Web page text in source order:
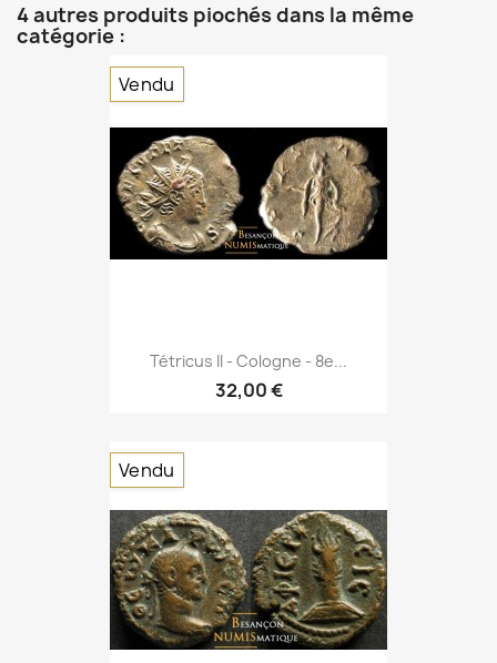
4 autres produits piochés dans la même
catégorie :
Tétricus II - Cologne - 8e...
32,00 €
Vendu
Vendu